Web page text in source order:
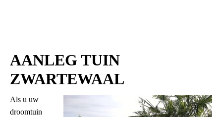
AANLEG TUIN
ZWARTEWAAL
Als u uw
droomtuin